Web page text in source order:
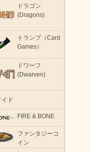
ドラゴン
(Dragons)
トランプ（Card
Games）
ドワーフ
(Dwarven)
ド
FIRE & BONE
ファンタジーコ
イン